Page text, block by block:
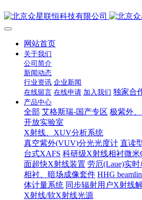
网站首页
关于我们
公司简介
新闻动态
行业资讯 企业新闻
在线留言 在线申请 加入我们 独家合
产品中心
全部 艾格斯瑞-国产专区 极紫外
开放实验室
X射线、XUV分析系统
真空紫外(VUV)分光光度计 直读
台式XAFS 科研级X射线相衬微
面超快X射线装置 劳厄(Laue)实
相衬、暗场成像套件 HHG
体计量系统 同步辐射用户X射线
X射线/软X射线光源